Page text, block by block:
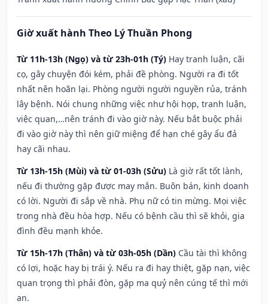
Giờ xuất hành Theo Lý Thuần Phong
Từ 11h-13h (Ngọ) và từ 23h-01h (Tý) Hay tranh luận, cãi
cọ, gây chuyện đói kém, phải đề phòng. Người ra đi tốt
nhất nên hoãn lại. Phòng người người nguyền rủa, tránh
lây bệnh. Nói chung những việc như hội họp, tranh luận,
việc quan,…nên tránh đi vào giờ này. Nếu bắt buộc phải
đi vào giờ này thì nên giữ miệng để hạn ché gây ẩu đả
hay cãi nhau.
Từ 13h-15h (Mùi) và từ 01-03h (Sửu) Là giờ rất tốt lành,
nếu đi thường gặp được may mắn. Buôn bán, kinh doanh
có lời. Người đi sắp về nhà. Phụ nữ có tin mừng. Mọi việc
trong nhà đều hòa hợp. Nếu có bệnh cầu thì sẽ khỏi, gia
đình đều mạnh khỏe.
Từ 15h-17h (Thân) và từ 03h-05h (Dần) Cầu tài thì không
có lợi, hoặc hay bị trái ý. Nếu ra đi hay thiệt, gặp nạn, việc
quan trọng thì phải đòn, gặp ma quỷ nên cúng tế thì mới
an.